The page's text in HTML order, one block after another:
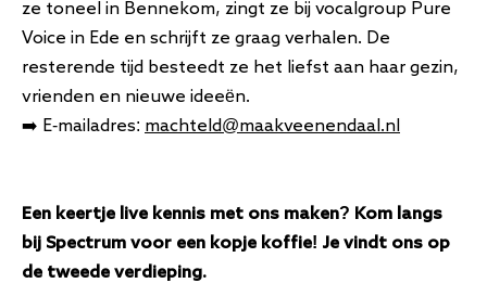
ze toneel in Bennekom, zingt ze bij vocalgroup Pure
Voice in Ede en schrijft ze graag verhalen. De
resterende tijd besteedt ze het liefst aan haar gezin,
vrienden en nieuwe ideeën.
➡️ E-mailadres: machteld@maakveenendaal.nl
Een keertje live kennis met ons maken? Kom langs
bij Spectrum voor een kopje koffie! Je vindt ons op
de tweede verdieping.